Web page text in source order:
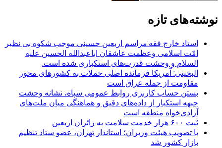
نوشته‌های تازه
استاد خارج فقه:مراسم اربعین حسینی موجب شکوه بی نظیر
امّت اسلامی وعظمت عاشقان اباعبدالله الحسین علیه
السلام و وحشت قدرت‌های استکباری شده است.
البخیتی: آمریکا فرمانده اصلی حملات به کشورهای محور
مقاومت از جمله عراق است
بستن حساب کاربری روابط عمومی سپاه، نشانه‌ وحشت
جبهه استکبار از داده‌های دقیق و هماهنگی میان ملت‌های
آزادی‌خواه منطقه است
ثبت ۶۰۰ هزار خدمت سلامت به زائران اربعین
با تصویب هیئت وزیران؛ استاندار تهران، عضو ستاد تنظیم
بازار کشور شد